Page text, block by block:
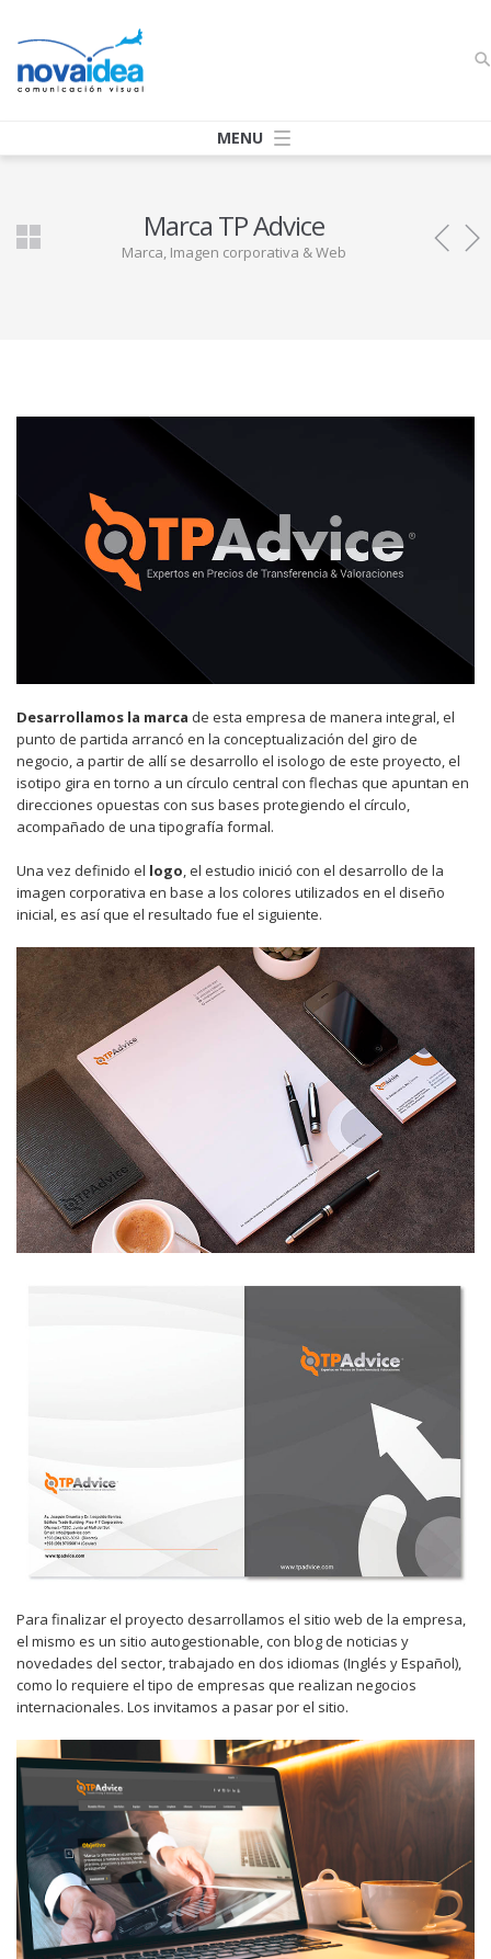
Marca TP Advice
Marca, Imagen corporativa & Web
Desarrollamos la marca de esta empresa de manera integral, el
punto de partida arrancó en la conceptualización del giro de
negocio, a partir de allí se desarrollo el isologo de este proyecto, el
isotipo gira en torno a un círculo central con flechas que apuntan en
direcciones opuestas con sus bases protegiendo el círculo,
acompañado de una tipografía formal.
Una vez definido el logo, el estudio inició con el desarrollo de la
imagen corporativa en base a los colores utilizados en el diseño
inicial, es así que el resultado fue el siguiente.
Para finalizar el proyecto desarrollamos el sitio web de la empresa,
el mismo es un sitio autogestionable, con blog de noticias y
novedades del sector, trabajado en dos idiomas (Inglés y Español),
como lo requiere el tipo de empresas que realizan negocios
internacionales. Los invitamos a pasar por el sitio.